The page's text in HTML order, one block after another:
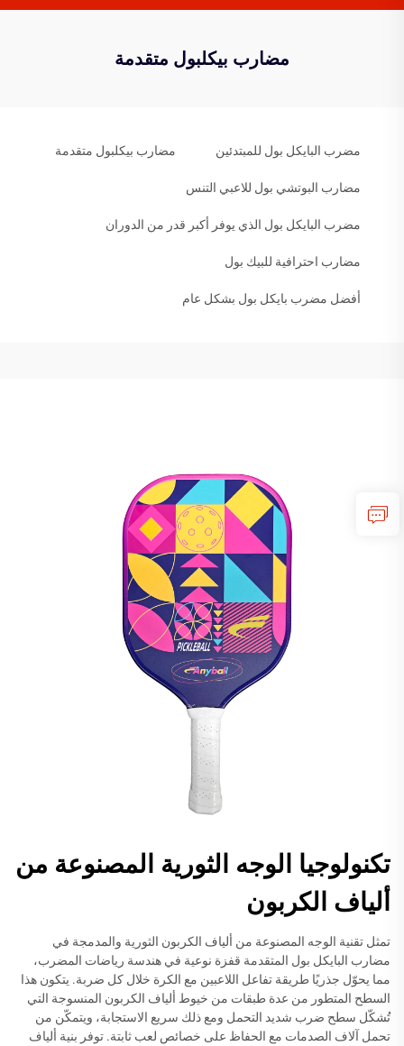
مضارب بيكلبول متقدمة
مضرب البايكل بول للمبتدئين مضارب بيكلبول متقدمة
مضارب البوتشي بول للاعبي التنس
مضرب البايكل بول الذي يوفر أكبر قدر من الدوران
مضارب احترافية للبيك بول
أفضل مضرب بايكل بول بشكل عام
تكنولوجيا الوجه الثورية المصنوعة من
ألياف الكربون
تمثل تقنية الوجه المصنوعة من ألياف الكربون الثورية والمدمجة في
مضارب البايكل بول المتقدمة قفزة نوعية في هندسة رياضات المضرب،
مما يحوّل جذريًا طريقة تفاعل اللاعبين مع الكرة خلال كل ضربة. يتكون هذا
السطح المتطور من عدة طبقات من خيوط ألياف الكربون المنسوجة التي
تُشكّل سطح ضرب شديد التحمل ومع ذلك سريع الاستجابة، ويتمكّن من
تحمل آلاف الصدمات مع الحفاظ على خصائص لعب ثابتة. توفر بنية ألياف